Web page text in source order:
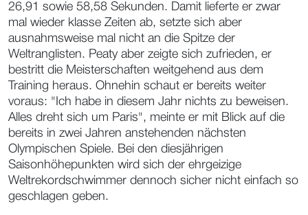
26,91 sowie 58,58 Sekunden. Damit lieferte er zwar
mal wieder klasse Zeiten ab, setzte sich aber
ausnahmsweise mal nicht an die Spitze der
Weltranglisten. Peaty aber zeigte sich zufrieden, er
bestritt die Meisterschaften weitgehend aus dem
Training heraus. Ohnehin schaut er bereits weiter
voraus: "Ich habe in diesem Jahr nichts zu beweisen.
Alles dreht sich um Paris", meinte er mit Blick auf die
bereits in zwei Jahren anstehenden nächsten
Olympischen Spiele. Bei den diesjährigen
Saisonhöhepunkten wird sich der ehrgeizige
Weltrekordschwimmer dennoch sicher nicht einfach so
geschlagen geben.